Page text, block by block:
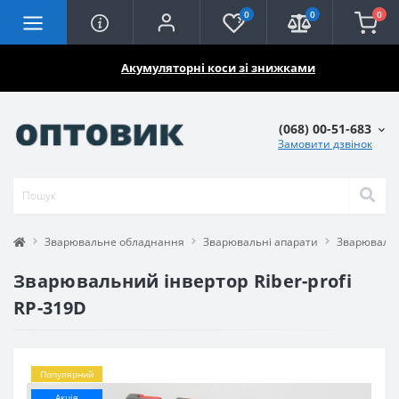
Акумуляторні коси зі знижками
0 0 0
(068) 00-51-683
Замовити дзвінок
Зварювальне обладнання Зварювальні апарати
Зварювальний інвертор Riber-profi
RP-319D
Популярний